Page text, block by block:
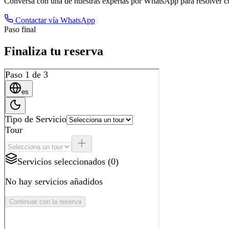
Contactar vía WhatsApp
Paso final
Finaliza tu reserva